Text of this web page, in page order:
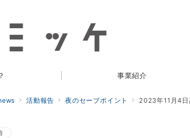
事業紹介
活動報告 夜のセーブポイント 2023年11月4日